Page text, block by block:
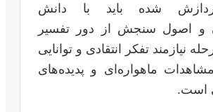
شده باید با دانش
و اصول سنجش از دور تفسیر
نیازمند تفکر انتقادی و توانایی
ماهواره‌ای و پدیده‌های
است.